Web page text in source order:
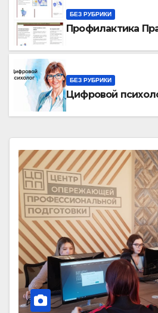
БЕЗ РУБРИКИ
Профилактика
БЕЗ РУБРИКИ
Цифровой